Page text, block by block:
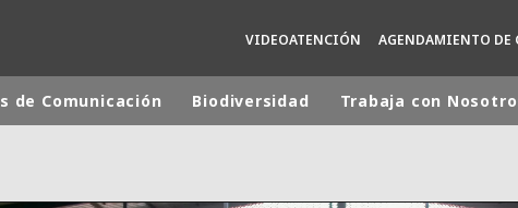
VIDEOATENCIÓN AGENDAMIENTO DE
de Comunicación Biodiversidad Trabaja con